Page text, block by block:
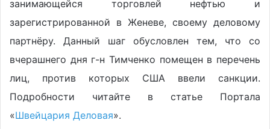
занимающейся торговлей нефтью и
зарегистрированной в Женеве, своему деловому
партнёру. Данный шаг обусловлен тем, что со
вчерашнего дня г-н Тимченко помещен в перечень
лиц, против которых США ввели санкции.
Подробности читайте в статье Портала
«Швейцария Деловая».